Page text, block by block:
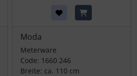
Moda
Meterware
Code: 1660 246
Breite: ca. 110 cm